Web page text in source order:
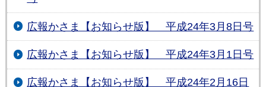
広報かさま【お知らせ版】 平成24年3月8日号
広報かさま【お知らせ版】 平成24年3月1日号
広報かさま【お知らせ版】 平成24年2月16日